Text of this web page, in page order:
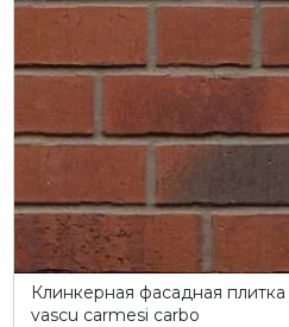
Клинкерная фасадная
vascu carmesi carbo